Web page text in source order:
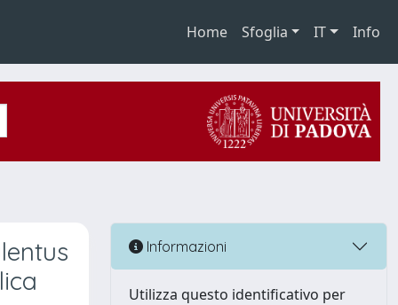
Home Sfoglia IT Info
Informazioni
Utilizza questo identificativo per